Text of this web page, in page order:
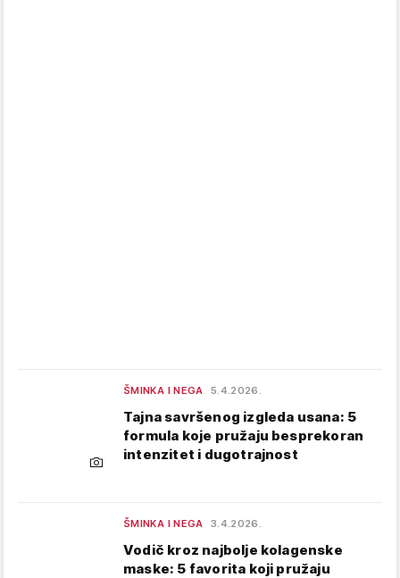
ŠMINKA I NEGA 5.4.2026.
Tajna savršenog izgleda usana: 5
formula koje pružaju besprekoran
intenzitet i dugotrajnost
ŠMINKA I NEGA 3.4.2026.
Vodič kroz najbolje kolagenske
maske: 5 favorita koji pružaju